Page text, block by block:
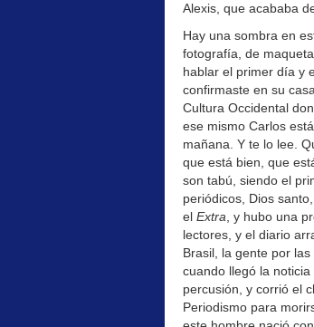
Alexis, que acababa
Hay una sombra en
fotografía, de
hablar el primer día y
confirmaste en su
Cultura Occidental
ese mismo Carlos
mañana. Y te lo lee.
que está bien, que
son tabú, siendo el
periódicos, Dios
el Extra , y hubo una
lectores, y el diario
Brasil, la gente por
cuando llegó la
percusión, y corrió el
Periodismo para